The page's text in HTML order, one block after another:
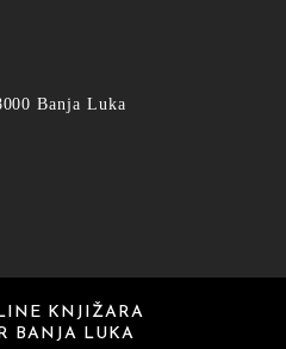
Banja Luka
KNJIŽARA
BANJA LUKA